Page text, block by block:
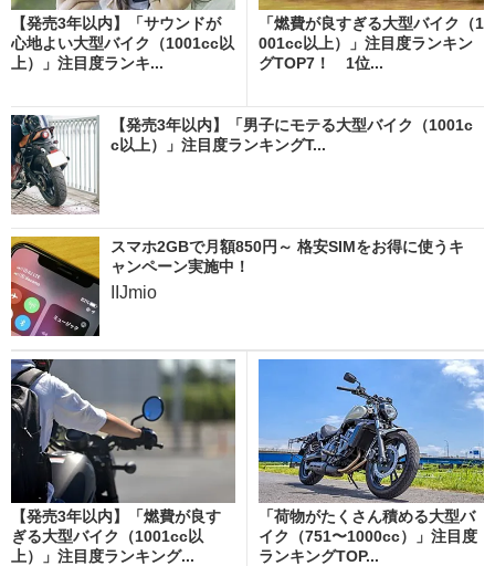
【発売3年以内】「サウンドが
心地よい大型バイク（1001cc以
上）」注目度ランキ...
「燃費が良すぎる大型バイク（1
001cc以上）」注目度ランキン
グTOP7！ 1位...
【発売3年以内】「男子にモテる大型バイク（1001c
c以上）」注目度ランキングT...
スマホ2GBで月額850円～ 格安SIMをお得に使うキ
ャンペーン実施中！
IIJmio
【発売3年以内】「燃費が良す
ぎる大型バイク（1001cc以
上）」注目度ランキング...
「荷物がたくさん積める大型バ
イク（751〜1000cc）」注目度
ランキングTOP...